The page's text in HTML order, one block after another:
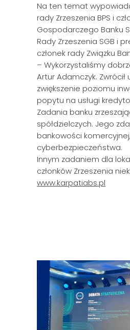
Na ten temat
rady Zrzeszenia BPS i
Gospodarczego Banku
Rady Zrzeszenia SGB i
członek rady Związku
– Wykorzystaliśmy
Artur Adamczyk.
zwiększenie poziomu
popytu na usługi
Zadania banku
spółdzielczych. Jego
bankowości
cyberbezpieczeństwa.
Innym zadaniem dla
członków Zrzeszenia
www.karpatiabs.pl